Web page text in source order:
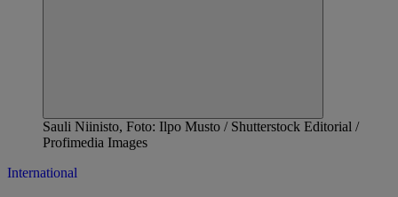
Sauli Niinisto, Foto: Ilpo Musto / Shutterstock Editorial /
Profimedia Images
International